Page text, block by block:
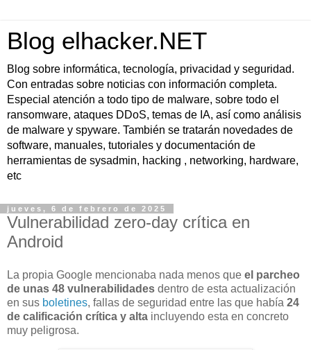
Blog elhacker.NET
Blog sobre informática, tecnología, privacidad y seguridad.
Con entradas sobre noticias con información completa.
Especial atención a todo tipo de malware, sobre todo el
ransomware, ataques DDoS, temas de IA, así como análisis
de malware y spyware. También se tratarán novedades de
software, manuales, tutoriales y documentación de
herramientas de sysadmin, hacking , networking, hardware,
etc
jueves, 6 de febrero de 2025
Vulnerabilidad zero-day crítica en
Android
La propia Google mencionaba nada menos que el parcheo
de unas 48 vulnerabilidades dentro de esta actualización
en sus boletines, fallas de seguridad entre las que había 24
de calificación crítica y alta incluyendo esta en concreto
muy peligrosa.